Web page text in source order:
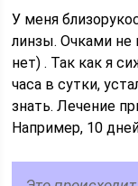
У меня
линзы. Очками
нет) . Так как я
часа в сутки,
знать. Лечение
Например, 10